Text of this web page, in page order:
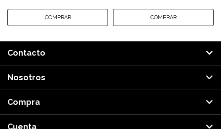
Contacto
Nosotros
Compra
Cuenta